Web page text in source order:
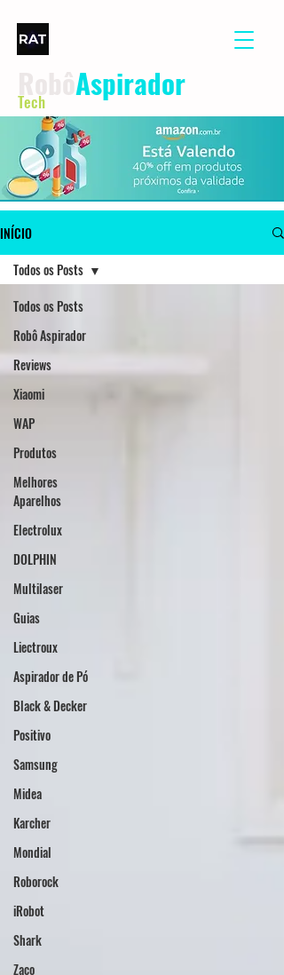
Aspirador
Tech
INÍCIO
Todos os Posts
Robô Aspirador
Reviews
Xiaomi
WAP
Produtos
Melhores
Aparelhos
Electrolux
DOLPHIN
Multilaser
Guias
Liectroux
Aspirador de Pó
Black & Decker
Positivo
Samsung
Midea
Karcher
Mondial
Roborock
iRobot
Shark
Zaco
Todos os Posts